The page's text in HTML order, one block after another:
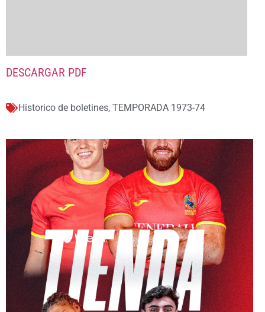
DESCARGAR PDF
Historico de boletines, TEMPORADA 1973-74